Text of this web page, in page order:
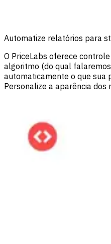
Automatize relatórios para
O PriceLabs oferece
algoritmo (do qual
automaticamente o que sua
Personalize a aparência dos